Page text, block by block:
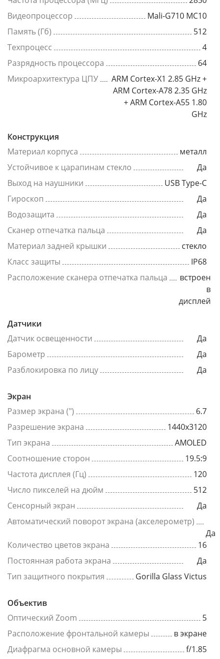
Видеопроцессор
Mali-G710 MC10
Память (Гб)
512
Техпроцесс
4
Разрядность процессора
64
Микроархитектура ЦПУ
ARM Cortex-X1 2.85 GHz +
ARM Cortex-A78 2.35 GHz
+ ARM Cortex-A55 1.80
GHz
Конструкция
Материал корпуса
металл
Устойчивое к царапинам стекло
Да
Выход на наушники
USB Type-C
Гироскоп
Да
Водозащита
Да
Сканер отпечатка пальца
Да
Материал задней крышки
стекло
Класс защиты
IP68
Расположение сканера отпечатка пальца
встроен
в
дисплей
Датчики
Датчик освещенности
Да
Барометр
Да
Разблокировка по лицу
Да
Экран
Размер экрана (")
6.7
Разрешение экрана
1440x3120
Тип экрана
AMOLED
Соотношение сторон
19.5:9
Частота дисплея (Гц)
120
Число пикселей на дюйм
512
Сенсорный экран
Да
Автоматический поворот экрана (акселерометр)
Да
Количество цветов экрана
16
Постоянная работа экрана
Да
Тип защитного покрытия
Gorilla Glass Victus
Объектив
Оптический Zoom
5
Расположение фронтальной камеры
в экране
Диафрагма основной камеры
f/1.85